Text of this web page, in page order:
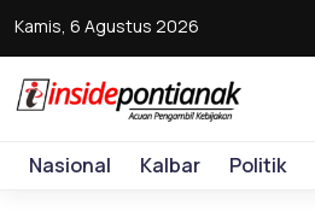
Kamis, 6 Agustus 2026
Nasional Kalbar Politik